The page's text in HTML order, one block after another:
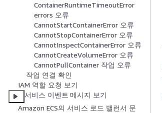
ContainerRuntimeTimeoutError
errors 오류
CannotStartContainerError 오류
CannotStopContainerError 오류
CannotInspectContainerError 오류
CannotCreateVolumeError 오류
CannotPullContainer 작업 오류
작업 연결 확인
IAM 역할 요청 보기
서비스 이벤트 메시지 보기
Amazon ECS의 서비스 로드 밸런서 문